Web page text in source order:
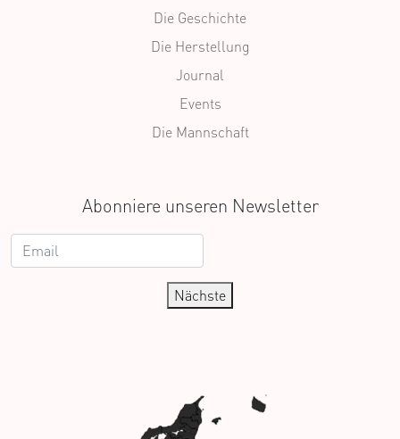
Die Geschichte
Die Herstellung
Journal
Events
Die Mannschaft
Abonniere unseren Newsletter
Nächste